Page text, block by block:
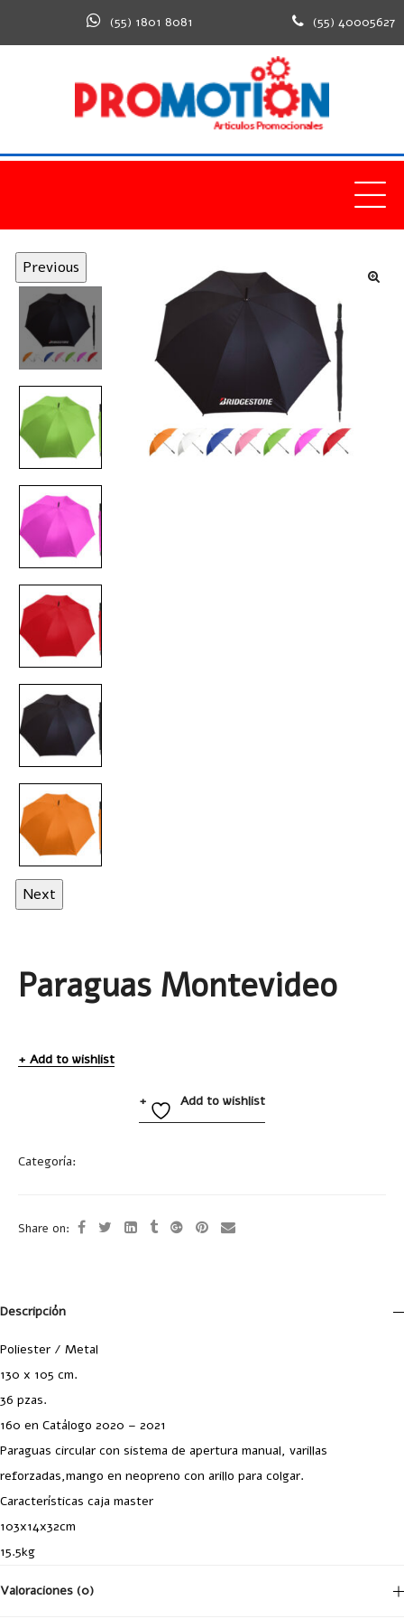
(55) 1801 8081 (55) 40005627
Previous
Next
Paraguas Montevideo
Add to wishlist
Add to wishlist
Categoría:
Share on:
Descripción
Poliester / Metal
130 x 105 cm.
36 pzas.
160 en Catálogo 2020 – 2021
Paraguas circular con sistema de apertura manual, varillas
reforzadas,mango en neopreno con arillo para colgar.
Características caja master
103x14x32cm
15.5kg
Valoraciones (0)